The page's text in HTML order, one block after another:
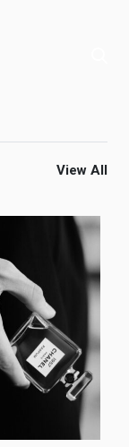
View All